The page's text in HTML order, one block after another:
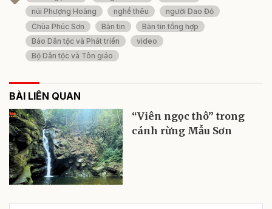
núi Phượng Hoàng
nghề thêu
người Dao Đỏ
Chùa Phúc Sơn
Bản tin
Bản tin tổng hợp
Báo Dân tộc và Phát triển
video
Bộ Dân tộc và Tôn giáo
BÀI LIÊN QUAN
“Viên ngọc thô” trong
cánh rừng Mẫu Sơn